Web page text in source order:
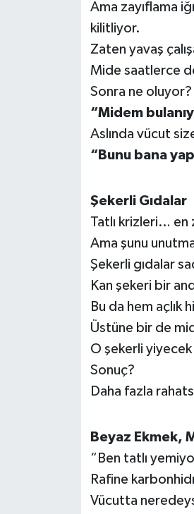
Ama zayıflama
kilitliyor.
Zaten yavaş
Mide saatlerce
Sonra ne oluyor?
“Midem
Aslında vücut
“Bunu bana
Şekerli Gıdalar
Tatlı krizleri… en
Ama şunu
Şekerli gıdalar
Kan şekeri bir
Bu da hem açlık
Üstüne bir de
O şekerli yiyecek
Sonuç?
Daha fazla
Beyaz Ekmek,
“Ben tatlı
Rafine
Vücutta
OTOMOTİV
Resmi İlanlar
SEYAHAT
SÜRMANŞET
TARİHTE BUGÜN
TEKNOLOJİ